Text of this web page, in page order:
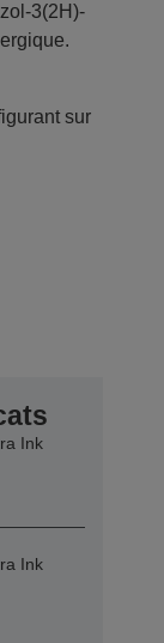
3(2H)-
sur
Ink
Ink